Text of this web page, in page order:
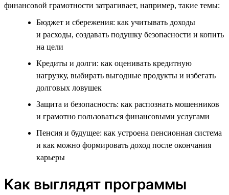
финансовой грамотности затрагивает, например, такие темы:
Бюджет и сбережения: как учитывать доходы
и расходы, создавать подушку безопасности и копить
на цели
Кредиты и долги: как оценивать кредитную
нагрузку, выбирать выгодные продукты и избегать
долговых ловушек
Защита и безопасность: как распознать мошенников
и грамотно пользоваться финансовыми услугами
Пенсия и будущее: как устроена пенсионная система
и как можно формировать доход после окончания
карьеры
Как выглядят программы